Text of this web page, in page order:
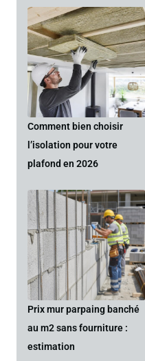
Comment bien choisir
l’isolation pour votre
plafond en 2026
Prix mur parpaing banché
au m2 sans fourniture :
estimation